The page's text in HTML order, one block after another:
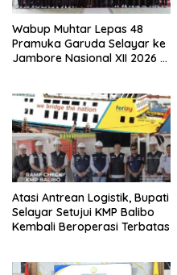
Wabup Muhtar Lepas 48
Pramuka Garuda Selayar ke
Jambore Nasional XII 2026 di
Atasi Antrean Logistik, Bupati
Selayar Setujui KMP Balibo
Kembali Beroperasi Terbatas